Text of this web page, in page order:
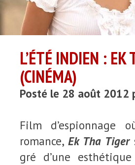
L’ÉTÉ INDIEN :
(CINÉMA)
Posté le 28 août 2012
Film d’espionnage
romance, Ek Tha Tiger
gré d’une